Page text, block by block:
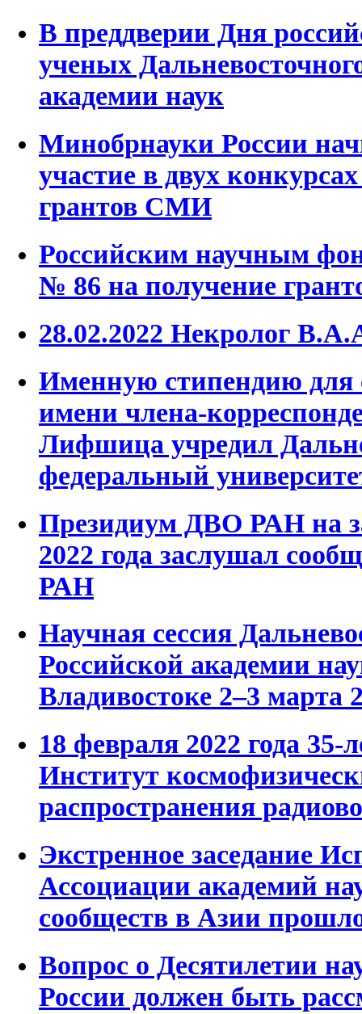
В преддверии Дня
ученых
академии наук
Минобрнауки России
участие в двух
грантов СМИ
Российским научным
№ 86 на получение
28.02.2022 Некролог
Именную стипендию для
имени члена-
Лифшица учредил
федеральный
Президиум ДВО РАН на
2022 года заслушал
РАН
Научная сессия
Российской академии
Владивостоке 2–3 марта
18 февраля 2022 года 35-
Институт
распространения
Экстренное заседание
Ассоциации академий
сообществ в Азии
Вопрос о Десятилетии
России должен быть